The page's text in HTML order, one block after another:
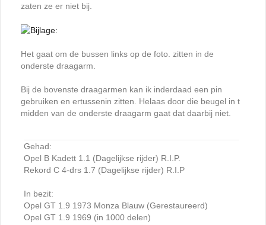
zaten ze er niet bij.
Het gaat om de bussen links op de foto. zitten in de
onderste draagarm.
Bij de bovenste draagarmen kan ik inderdaad een pin
gebruiken en ertussenin zitten. Helaas door die beugel in t
midden van de onderste draagarm gaat dat daarbij niet.
Gehad:
Opel B Kadett 1.1 (Dagelijkse rijder) R.I.P.
Rekord C 4-drs 1.7 (Dagelijkse rijder) R.I.P
In bezit:
Opel GT 1.9 1973 Monza Blauw (Gerestaureerd)
Opel GT 1.9 1969 (in 1000 delen)